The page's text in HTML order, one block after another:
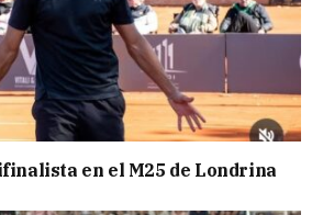
en el M25 de Londrina